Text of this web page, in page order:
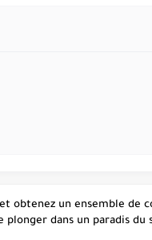
obtenez un ensemble de
plonger dans un paradis